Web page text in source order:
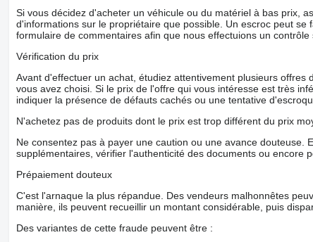
Si vous décidez d'acheter un véhicule ou du matériel à bas prix,
d'informations sur le propriétaire que possible. Un escroc peut
formulaire de commentaires afin que nous effectuions un contrôle
Vérification du prix
Avant d'effectuer un achat, étudiez attentivement plusieurs
vous avez choisi. Si le prix de l'offre qui vous intéresse est très
indiquer la présence de défauts cachés ou une tentative
N'achetez pas de produits dont le prix est trop différent du prix
Ne consentez pas à payer une caution ou une avance douteuse.
supplémentaires, vérifier l'authenticité des documents ou encore
Prépaiement douteux
C'est l'arnaque la plus répandue. Des vendeurs malhonnêtes
manière, ils peuvent recueillir un montant considérable, puis
Des variantes de cette fraude peuvent être :